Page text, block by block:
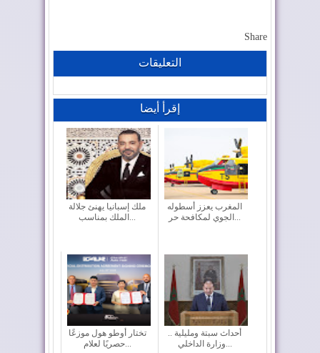
Share
التعليقات
إقرأ أيضا
ملك إسبانيا يهنئ جلالة
الملك بمناسب...
المغرب يعزز أسطوله
الجوي لمكافحة حر...
تختار أوطو هول موزعًا
حصريًا لعلام...
أحداث سبتة ومليلية ..
وزارة الداخلي...